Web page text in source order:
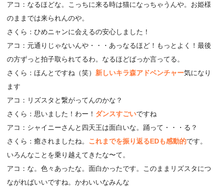
アコ：なるほどな。こっちに来る時は猫になっちゃうんや。お姫様
のままでは来られんのや。
さくら：ひめニャンに会えるの安心しました！
アコ：元通りじゃないんや・・・あっなるほど！もっとよく！最後
の方ずっと拍子取られてるわ。なるほどばっか言ってる。
さくら：ほんとですね（笑） 新しいキラ森アドベンチャー気になり
ます
アコ：リズスタと繋がってんのかな？
さくら：思いました！わー！ ダンスすごいですね
アコ：シャイニーさんと四天王は面白いな。踊って・・・る？
さくら：癒されましたね。 これまでを振り返るEDも感動的です。
いろんなことを乗り越えてきたな〜て。
アコ：な。色々あったな。面白かったです。このままリズスタにつ
ながればいいですね。かわいいなみんな